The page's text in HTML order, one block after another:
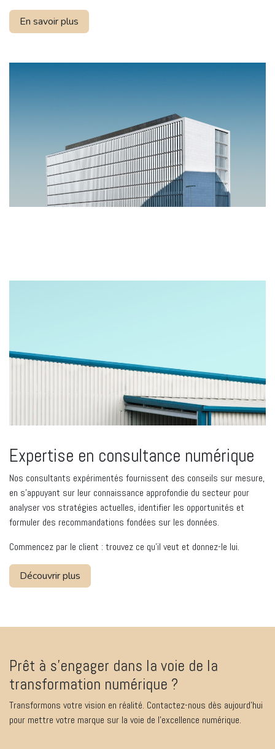
En savoir plus
Expertise en consultance numérique
Nos consultants expérimentés fournissent des conseils sur mesure,
en s'appuyant sur leur connaissance approfondie du secteur pour
analyser vos stratégies actuelles, identifier les opportunités et
formuler des recommandations fondées sur les données.
Commencez par le client : trouvez ce qu'il veut et donnez-le lui.
Découvrir plus
Prêt à s'engager dans la voie de la
transformation numérique ?
Transformons votre vision en réalité. Contactez-nous dès aujourd'hui
pour mettre votre marque sur la voie de l'excellence numérique.